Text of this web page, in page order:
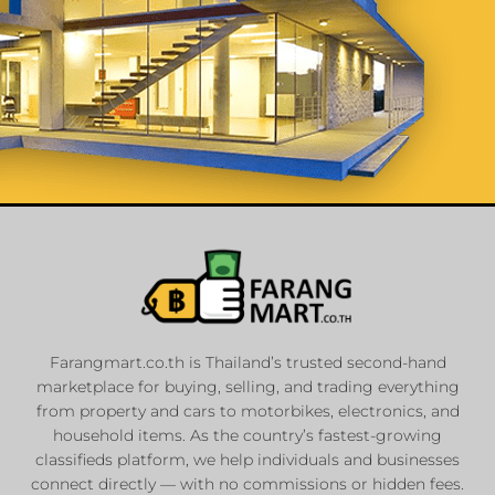
List Your
Properties
Private Sellers
Real Estate Agents
Sale & Rent
Farangmart.co.th is Thailand’s trusted second-hand
marketplace for buying, selling, and trading everything
from property and cars to motorbikes, electronics, and
household items. As the country’s fastest-growing
classifieds platform, we help individuals and businesses
connect directly — with no commissions or hidden fees.